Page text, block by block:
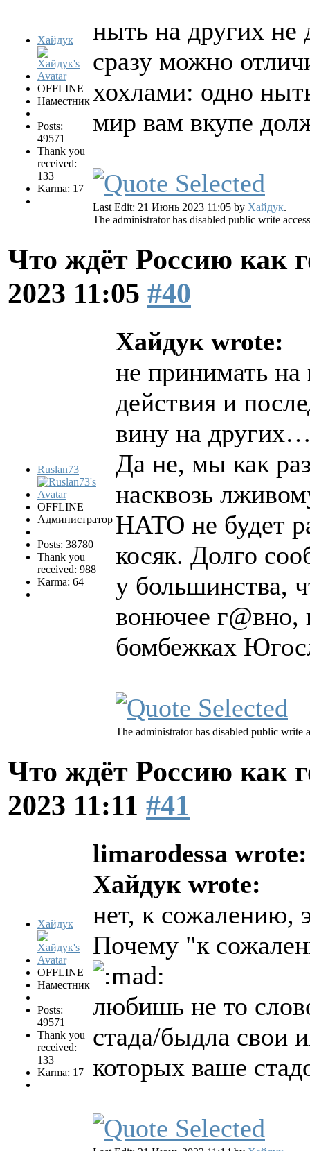
Хайдук
OFFLINE
Наместник
Posts:
49571
Thank you
received:
133
Karma: 17
ныть на других не
сразу можно
хохлами: одно
мир вам вкупе
Last Edit: 21 Июнь 2023 11:05 by Хайдук.
The administrator has disabled public write
Что ждёт Россию как
2023 11:05 #40
Ruslan73
OFFLINE
Администратор
Posts: 38780
Thank you
received: 988
Karma: 64
Хайдук wrote:
не принимать на
действия и
вину на
Да не, мы как
насквозь
НАТО не будет
косяк. Долго
у большинства,
вонючее г@вно,
бомбежках
The administrator has disabled public write
Что ждёт Россию как
2023 11:11 #41
Хайдук
OFFLINE
Наместник
Posts:
49571
Thank you
received:
133
Karma: 17
limarodessa wrote:
Хайдук wrote:
нет, к сожалению,
Почему "к
любишь не то
стада/быдла свои
которых ваше